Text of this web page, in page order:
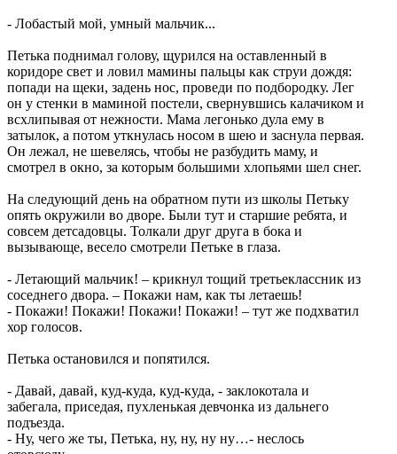
- Лобастый мой, умный мальчик...
Петька поднимал голову, щурился на оставленный в
коридоре свет и ловил мамины пальцы как струи дождя:
попади на щеки, задень нос, проведи по подбородку. Лег
он у стенки в маминой постели, свернувшись калачиком и
всхлипывая от нежности. Мама легонько дула ему в
затылок, а потом уткнулась носом в шею и заснула первая.
Он лежал, не шевелясь, чтобы не разбудить маму, и
смотрел в окно, за которым большими хлопьями шел снег.
На следующий день на обратном пути из школы Петьку
опять окружили во дворе. Были тут и старшие ребята, и
совсем детсадовцы. Толкали друг друга в бока и
вызывающе, весело смотрели Петьке в глаза.
- Летающий мальчик! – крикнул тощий третьеклассник из
соседнего двора. – Покажи нам, как ты летаешь!
- Покажи! Покажи! Покажи! Покажи! – тут же подхватил
хор голосов.
Петька остановился и попятился.
- Давай, давай, куд-куда, куд-куда, - заклокотала и
забегала, приседая, пухленькая девчонка из дальнего
подъезда.
- Ну, чего же ты, Петька, ну, ну, ну ну…- неслось